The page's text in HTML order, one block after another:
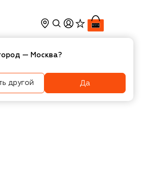
Интерьер
— Москва?
другой Да